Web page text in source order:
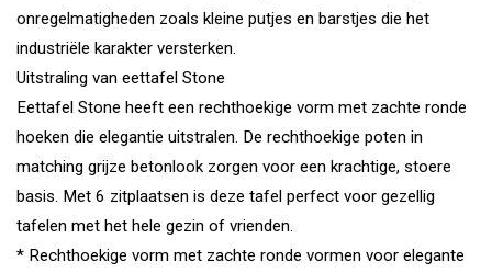
onregelmatigheden zoals kleine putjes en barstjes die het
industriële karakter versterken.
Uitstraling van eettafel Stone
Eettafel Stone heeft een rechthoekige vorm met zachte ronde
hoeken die elegantie uitstralen. De rechthoekige poten in
matching grijze betonlook zorgen voor een krachtige, stoere
basis. Met 6 zitplaatsen is deze tafel perfect voor gezellig
tafelen met het hele gezin of vrienden.
* Rechthoekige vorm met zachte ronde vormen voor elegante